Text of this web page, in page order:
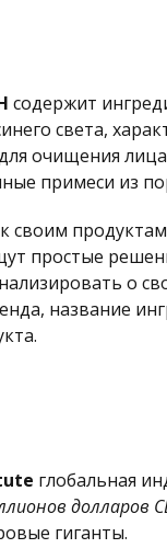
содержит
света,
очищения
примеси из
своим
простые
о
название
глобальная
долларов
гиганты.